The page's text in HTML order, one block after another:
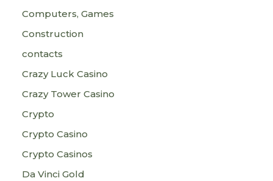
Computers, Games
Construction
contacts
Crazy Luck Casino
Crazy Tower Сasino
Crypto
Crypto Casino
Crypto Casinos
Da Vinci Gold